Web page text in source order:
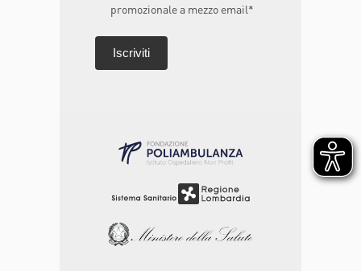
promozionale a mezzo email*